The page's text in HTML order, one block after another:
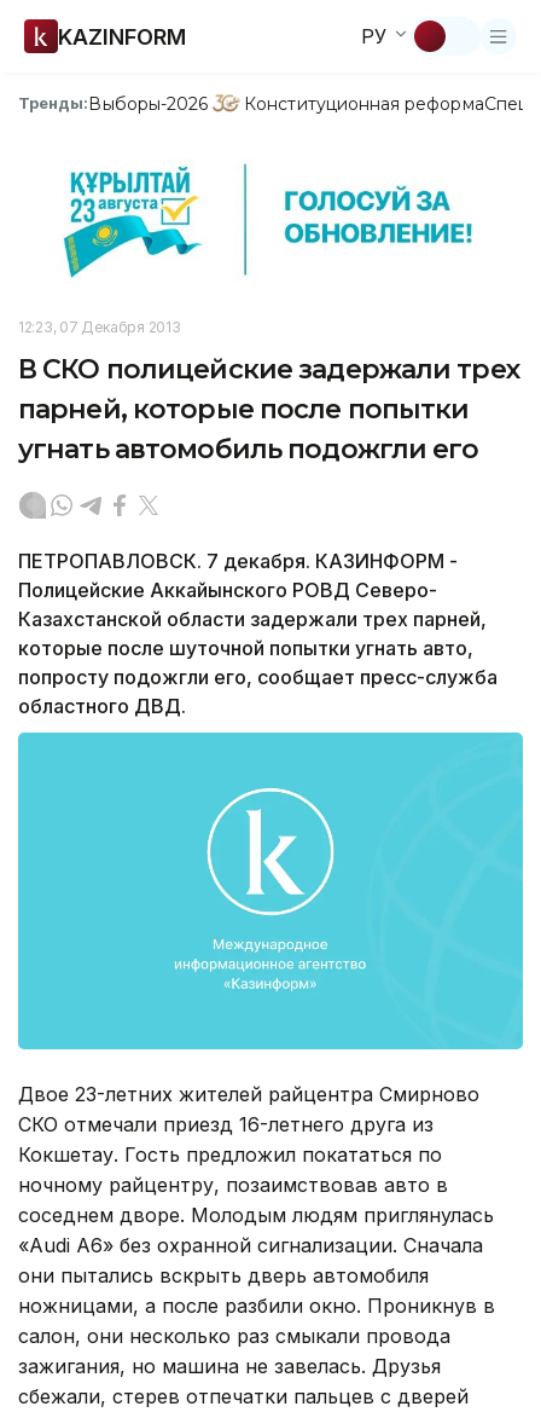
KAZINFORM РУ
Тренды:Выборы-2026 Конституционная реформа
12:23, 07 Декабря 2013
В СКО полицейские задержали трех
парней, которые после попытки
угнать автомобиль подожгли его
ПЕТРОПАВЛОВСК. 7 декабря. КАЗИНФОРМ -
Полицейские Аккайынского РОВД Северо-
Казахстанской области задержали трех парней,
которые после шуточной попытки угнать авто,
попросту подожгли его, сообщает пресс-служба
областного ДВД.
Двое 23-летних жителей райцентра Смирново
СКО отмечали приезд 16-летнего друга из
Кокшетау. Гость предложил покататься по
ночному райцентру, позаимствовав авто в
соседнем дворе. Молодым людям приглянулась
«Audi A6» без охранной сигнализации. Сначала
они пытались вскрыть дверь автомобиля
ножницами, а после разбили окно. Проникнув в
салон, они несколько раз смыкали провода
зажигания, но машина не завелась. Друзья
сбежали, стерев отпечатки пальцев с дверей